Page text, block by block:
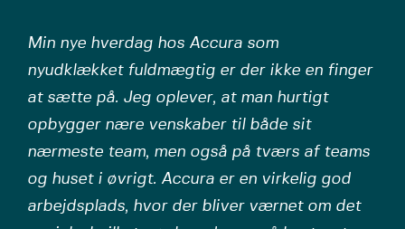
Min nye hverdag hos Accura som
nyudklækket fuldmægtig er der ikke en finger
at sætte på. Jeg oplever, at man hurtigt
opbygger nære venskaber til både sit
nærmeste team, men også på tværs af teams
og huset i øvrigt. Accura er en virkelig god
arbejdsplads, hvor der bliver værnet om det